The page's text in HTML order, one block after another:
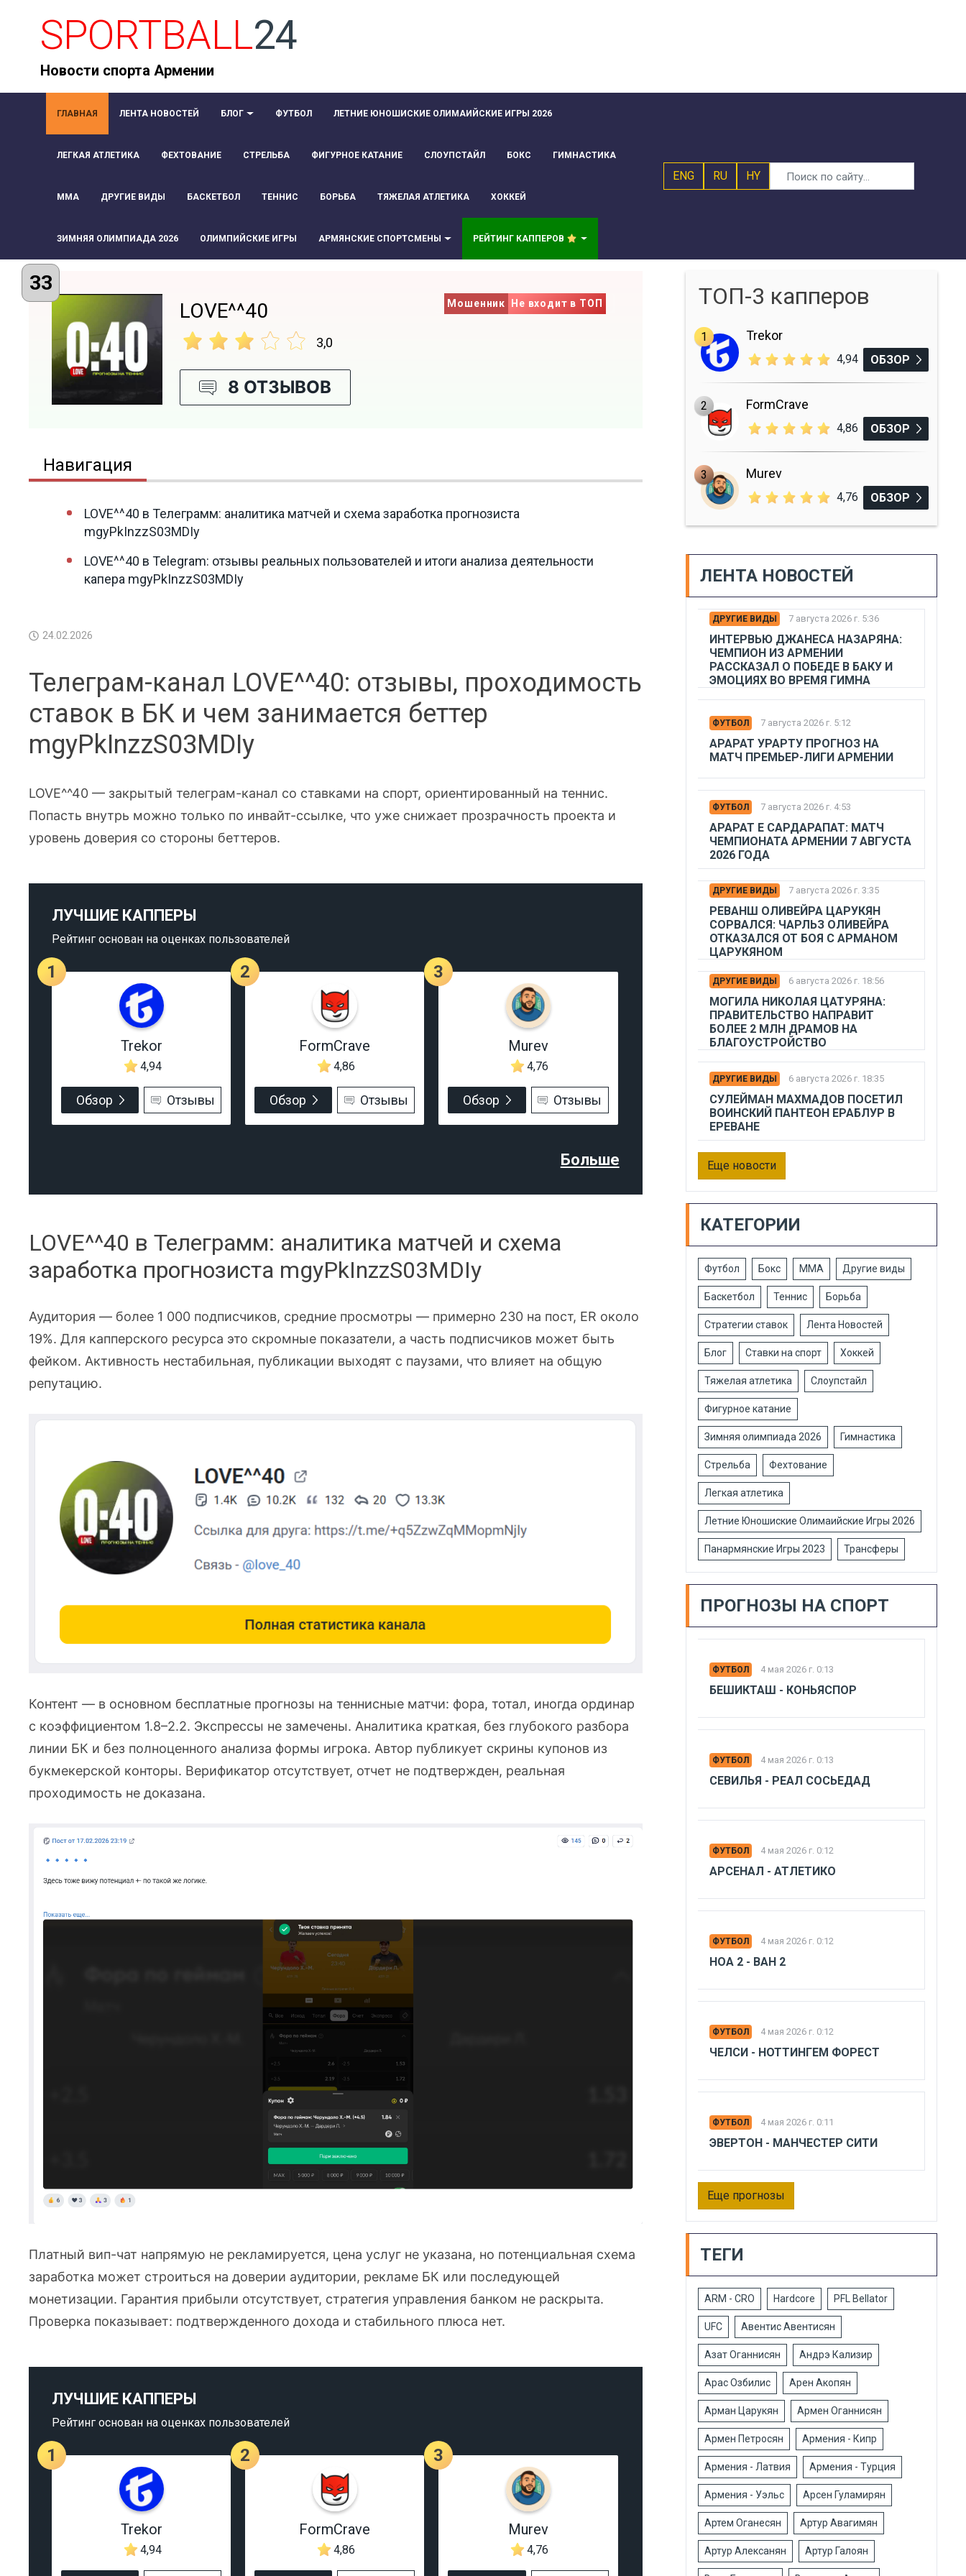
SPORTBALL24
Новости спорта Армении
ГЛАВНАЯ ЛЕНТА НОВОСТЕЙ БЛОГ ФУТБОЛ ЛЕТНИЕ ЮНОШИСКИЕ ОЛИМАИЙСКИЕ ИГРЫ 2026
ЛЕГКАЯ АТЛЕТИКА ФЕХТОВАНИЕ СТРЕЛЬБА ФИГУРНОЕ КАТАНИЕ СЛОУПСТАЙЛ БОКС ГИМНАСТИКА
ММА ДРУГИЕ ВИДЫ БАСКЕТБОЛ ТЕННИС БОРЬБА ТЯЖЕЛАЯ АТЛЕТИКА ХОККЕЙ
ЗИМНЯЯ ОЛИМПИАДА 2026 ОЛИМПИЙСКИЕ ИГРЫ АРМЯНСКИЕ СПОРТСМЕНЫ РЕЙТИНГ КАППЕРОВ
ENG RU HY
33
LOVE^^40
3,0
Мошенник Не входит в ТОП
8 ОТЗЫВОВ
Навигация
LOVE^^40 в Телеграмм: аналитика матчей и схема заработка прогнозиста
mgyPkInzzS03MDIy
LOVE^^40 в Telegram: отзывы реальных пользователей и итоги анализа деятельности
капера mgyPkInzzS03MDIy
24.02.2026
Телеграм-канал LOVE^^40: отзывы, проходимость
ставок в БК и чем занимается беттер
mgyPkInzzS03MDIy
LOVE^^40 — закрытый телеграм-канал со ставками на спорт, ориентированный на теннис.
Попасть внутрь можно только по инвайт-ссылке, что уже снижает прозрачность проекта и
уровень доверия со стороны беттеров.
ЛУЧШИЕ КАППЕРЫ
Рейтинг основан на оценках пользователей
1
Trekor
4,94
Обзор Отзывы
2
FormCrave
4,86
Обзор Отзывы
3
Murev
4,76
Обзор Отзывы
Больше
LOVE^^40 в Телеграмм: аналитика матчей и схема
заработка прогнозиста mgyPkInzzS03MDIy
Аудитория — более 1 000 подписчиков, средние просмотры — примерно 230 на пост, ER около
19%. Для капперского ресурса это скромные показатели, а часть подписчиков может быть
фейком. Активность нестабильная, публикации выходят с паузами, что влияет на общую
репутацию.
Контент — в основном бесплатные прогнозы на теннисные матчи: фора, тотал, иногда ординар
с коэффициентом 1.8–2.2. Экспрессы не замечены. Аналитика краткая, без глубокого разбора
линии БК и без полноценного анализа формы игрока. Автор публикует скрины купонов из
букмекерской конторы. Верификатор отсутствует, отчет не подтвержден, реальная
проходимость не доказана.
Платный вип-чат напрямую не рекламируется, цена услуг не указана, но потенциальная схема
заработка может строиться на доверии аудитории, рекламе БК или последующей
монетизации. Гарантия прибыли отсутствует, стратегия управления банком не раскрыта.
Проверка показывает: подтвержденного дохода и стабильного плюса нет.
ЛУЧШИЕ КАППЕРЫ
Рейтинг основан на оценках пользователей
1
Trekor
4,94
2
FormCrave
4,86
3
Murev
4,76
ТОП-3 капперов
1 Trekor
4,94 ОБЗОР
2 FormCrave
4,86 ОБЗОР
3 Murev
4,76 ОБЗОР
ЛЕНТА НОВОСТЕЙ
ДРУГИЕ ВИДЫ 7 августа 2026 г. 5:36
ИНТЕРВЬЮ ДЖАНЕСА НАЗАРЯНА:
ЧЕМПИОН ИЗ АРМЕНИИ
РАССКАЗАЛ О ПОБЕДЕ В БАКУ И
ЭМОЦИЯХ ВО ВРЕМЯ ГИМНА
ФУТБОЛ 7 августа 2026 г. 5:12
АРАРАТ УРАРТУ ПРОГНОЗ НА
МАТЧ ПРЕМЬЕР-ЛИГИ АРМЕНИИ
ФУТБОЛ 7 августа 2026 г. 4:53
АРАРАТ Е САРДАРАПАТ: МАТЧ
ЧЕМПИОНАТА АРМЕНИИ 7 АВГУСТА
2026 ГОДА
ДРУГИЕ ВИДЫ 7 августа 2026 г. 3:35
РЕВАНШ ОЛИВЕЙРА ЦАРУКЯН
СОРВАЛСЯ: ЧАРЛЬЗ ОЛИВЕЙРА
ОТКАЗАЛСЯ ОТ БОЯ С АРМАНОМ
ЦАРУКЯНОМ
ДРУГИЕ ВИДЫ 6 августа 2026 г. 18:56
МОГИЛА НИКОЛАЯ ЦАТУРЯНА:
ПРАВИТЕЛЬСТВО НАПРАВИТ
БОЛЕЕ 2 МЛН ДРАМОВ НА
БЛАГОУСТРОЙСТВО
ДРУГИЕ ВИДЫ 6 августа 2026 г. 18:35
СУЛЕЙМАН МАХМАДОВ ПОСЕТИЛ
ВОИНСКИЙ ПАНТЕОН ЕРАБЛУР В
ЕРЕВАНЕ
Еще новости
КАТЕГОРИИ
Футбол Бокс ММА Другие виды
Баскетбол Теннис Борьба
Стратегии ставок Лента Новостей
Блог Ставки на спорт Хоккей
Тяжелая атлетика Слоупстайл
Фигурное катание
Зимняя олимпиада 2026 Гимнастика
Стрельба Фехтование
Легкая атлетика
Летние Юношиские Олимаийские Игры 2026
Панармянские Игры 2023 Трансферы
ПРОГНОЗЫ НА СПОРТ
ФУТБОЛ 4 мая 2026 г. 0:13
БЕШИКТАШ - КОНЬЯСПОР
ФУТБОЛ 4 мая 2026 г. 0:13
СЕВИЛЬЯ - РЕАЛ СОСЬЕДАД
ФУТБОЛ 4 мая 2026 г. 0:12
АРСЕНАЛ - АТЛЕТИКО
ФУТБОЛ 4 мая 2026 г. 0:12
НОА 2 - ВАН 2
ФУТБОЛ 4 мая 2026 г. 0:12
ЧЕЛСИ - НОТТИНГЕМ ФОРЕСТ
ФУТБОЛ 4 мая 2026 г. 0:11
ЭВЕРТОН - МАНЧЕСТЕР СИТИ
Еще прогнозы
ТЕГИ
ARM - CRO Hardcore PFL Bellator
UFC Авентис Авентисян
Азат Оганнисян Андрэ Кализир
Арас Озбилис Арен Акопян
Арман Царукян Армен Оганнисян
Армен Петросян Армения - Кипр
Армения - Латвия Армения - Турция
Армения - Уэльс Арсен Гуламирян
Артем Оганесян Артур Авагимян
Артур Алексанян Артур Галоян